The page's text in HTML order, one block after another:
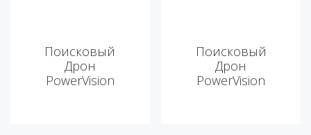
Поисковый
Дрон
PowerVision
Поисковый
Дрон
PowerVision